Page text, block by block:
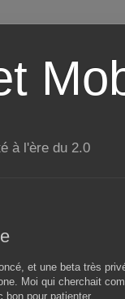
à l'ère du 2.0
et une beta très
Moi qui cherchait
pour patienter.